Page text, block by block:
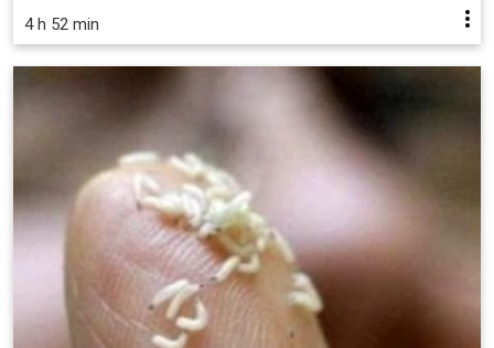
4 h 52 min